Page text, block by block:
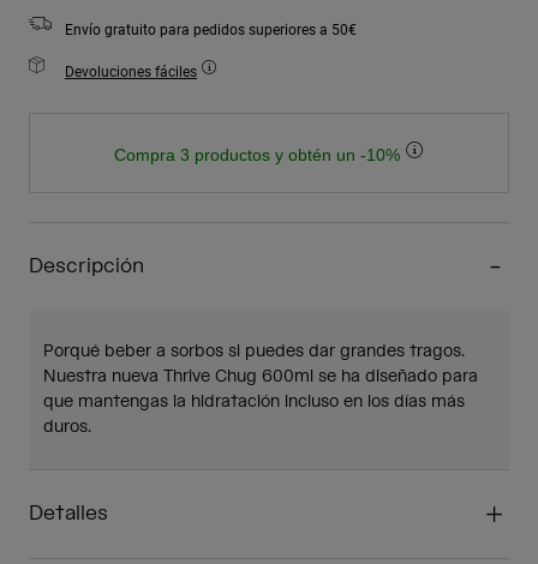
Envío gratuito para pedidos superiores a 50€
Devoluciones fáciles
Compra 3 productos y obtén un -10%
Descripción
Porqué beber a sorbos si puedes dar grandes tragos.
Nuestra nueva Thrive Chug 600ml se ha diseñado para
que mantengas la hidratación incluso en los días más
duros.
Detalles